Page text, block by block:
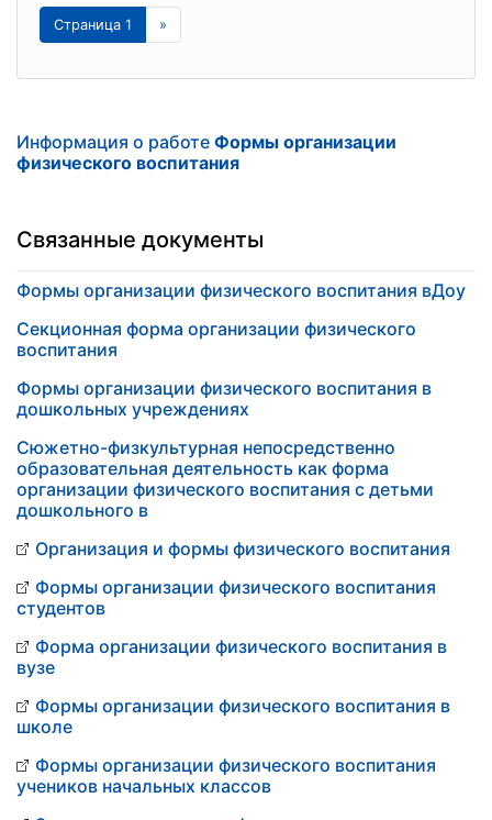
Страница 1 »
Информация о работе Формы организации
физического воспитания
Связанные документы
Формы организации физического воспитания вДоу
Секционная форма организации физического
воспитания
Формы организации физического воспитания в
дошкольных учреждениях
Сюжетно-физкультурная непосредственно
образовательная деятельность как форма
организации физического воспитания с детьми
дошкольного в
Организация и формы физического воспитания
Формы организации физического воспитания
студентов
Форма организации физического воспитания в
вузе
Формы организации физического воспитания в
школе
Формы организации физического воспитания
учеников начальных классов